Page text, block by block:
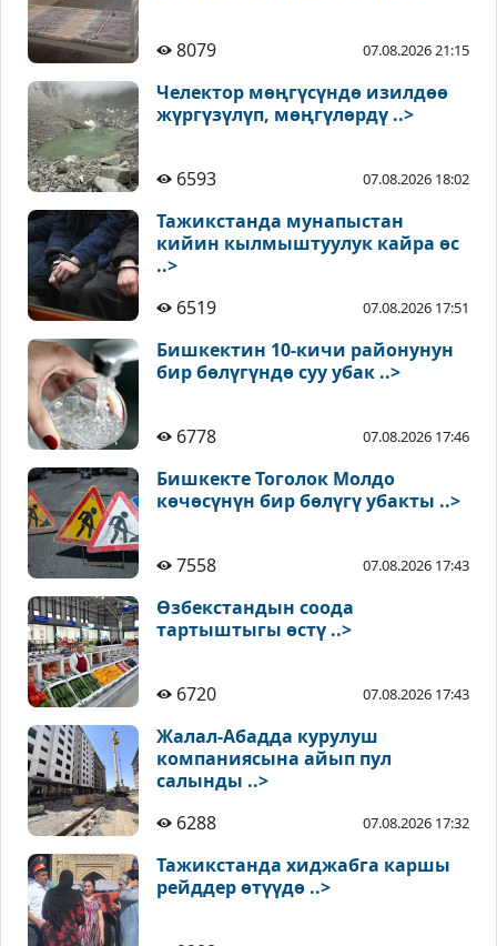
8079 07.08.2026 21:15
Челектор мөңгүсүндө изилдөө
жүргүзүлүп, мөңгүлөрдү ..>
6593 07.08.2026 18:02
Тажикстанда мунапыстан
кийин кылмыштуулук кайра өс
..>
6519
07.08.2026 17:51
Бишкектин 10-кичи районунун
бир бөлүгүндө суу убак ..>
6778 07.08.2026 17:46
Бишкекте Тоголок Молдо
көчөсүнүн бир бөлүгү убакты ..>
7558 07.08.2026 17:43
Өзбекстандын соода
тартыштыгы өстү ..>
6720 07.08.2026 17:43
Жалал-Абадда курулуш
компаниясына айып пул
салынды ..>
6288
07.08.2026 17:32
Тажикстанда хиджабга каршы
рейддер өтүүдө ..>